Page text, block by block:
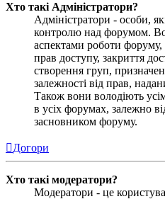
Хто такі Адміністратори?
Адміністратори - особи,
контролю над форумом.
аспектами роботи
прав доступу, закриття
створення груп,
залежності від прав,
Також вони володіють
в усіх форумах, залежно
засновником форуму.
Догори
Хто такі модератори?
Модератори - це